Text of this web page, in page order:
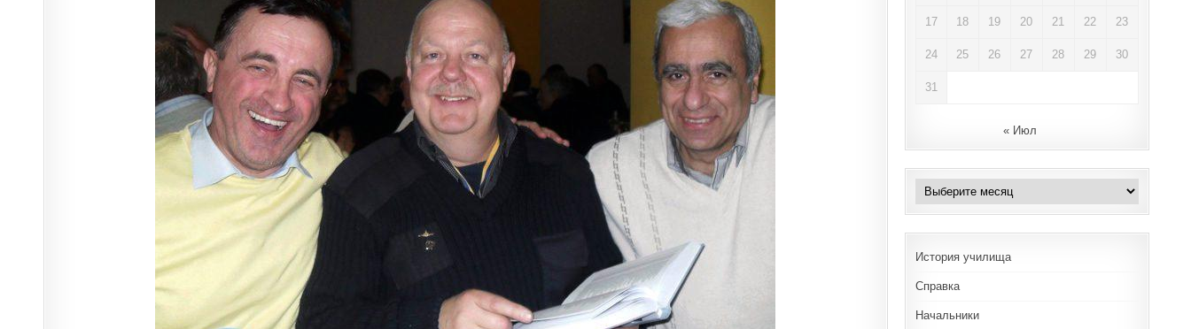
17 18 19 20 21 22 23
24 25 26 27 28 29 30
31
« Июл
Архивы
История училища
Справка
Начальники